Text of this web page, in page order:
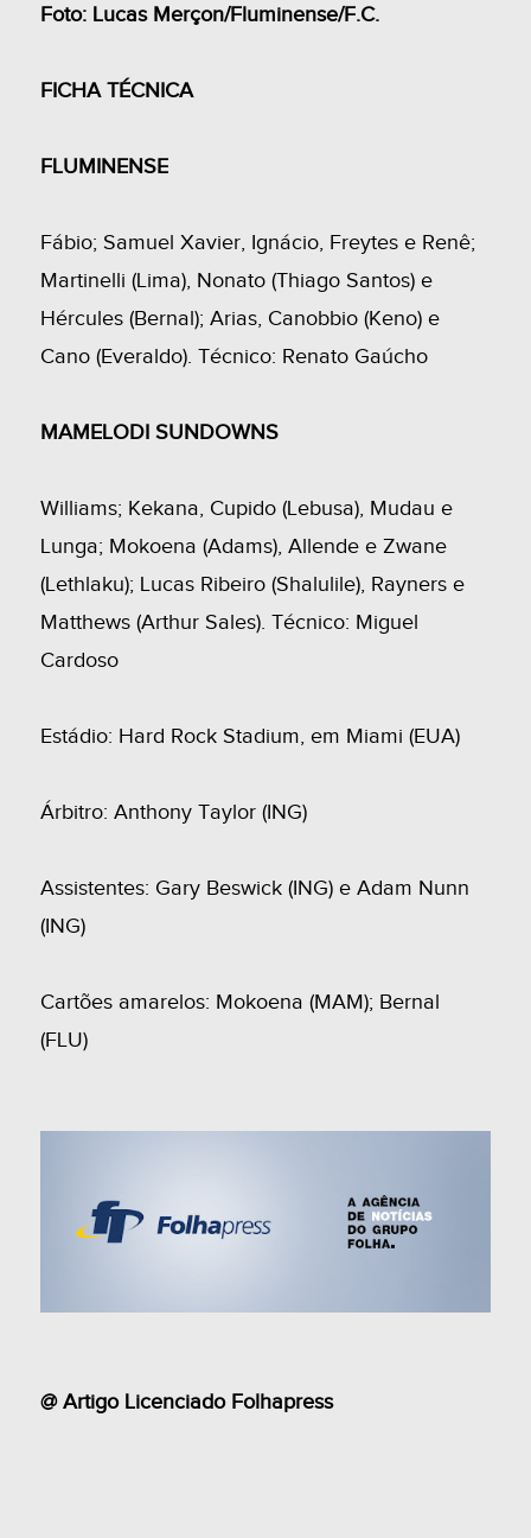
Foto: Lucas Merçon/Fluminense/F.C.
FICHA TÉCNICA
FLUMINENSE
Fábio; Samuel Xavier, Ignácio, Freytes e Renê;
Martinelli (Lima), Nonato (Thiago Santos) e
Hércules (Bernal); Arias, Canobbio (Keno) e
Cano (Everaldo). Técnico: Renato Gaúcho
MAMELODI SUNDOWNS
Williams; Kekana, Cupido (Lebusa), Mudau e
Lunga; Mokoena (Adams), Allende e Zwane
(Lethlaku); Lucas Ribeiro (Shalulile), Rayners e
Matthews (Arthur Sales). Técnico: Miguel
Cardoso
Estádio: Hard Rock Stadium, em Miami (EUA)
Árbitro: Anthony Taylor (ING)
Assistentes: Gary Beswick (ING) e Adam Nunn
(ING)
Cartões amarelos: Mokoena (MAM); Bernal
(FLU)
@ Artigo Licenciado Folhapress